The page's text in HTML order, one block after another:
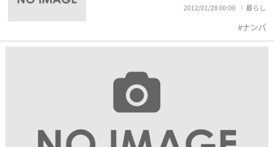
2012/01/28 00:00 暮らし
ナンパ